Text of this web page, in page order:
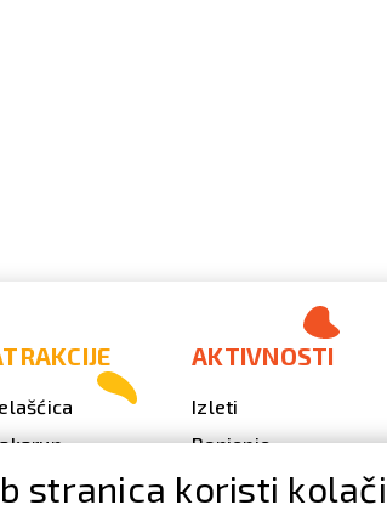
Veli Rat
AKTIVNOSTI
Izleti
Ronjenje
Outdoor
stranica koristi